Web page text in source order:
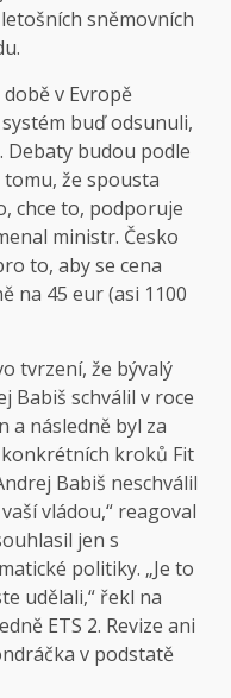
sněmovních
době v Evropě
buď odsunuli,
Debaty budou podle
že spousta
chce to, podporuje
ministr. Česko
to, aby se cena
na 45 eur (asi 1100
tvrzení, že bývalý
Babiš schválil v roce
a následně byl za
kroků Fit
Babiš neschválil
vládou,“ reagoval
jen s
politiky. „Je to
udělali,“ řekl na
ETS 2. Revize ani
v podstatě